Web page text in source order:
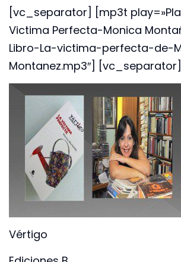
[vc_separator] [mp3t
Victima Perfecta-Monica
Libro-La-victima-perfecta-de-
Montanez.mp3″] [vc_separator]
Vértigo